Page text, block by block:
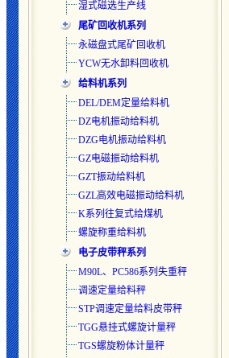
湿式磁选生产线
尾矿回收机系列
永磁盘式尾矿回收机
YCW无水卸料回收机
给料机系列
DEL/DEM定量给料机
DZ电机振动给料机
DZG电机振动给料机
GZ电磁振动给料机
GZT振动给料机
GZL高效电磁振动给料机
K系列往复式给煤机
螺旋称重给料机
电子皮带秤系列
M90L、PC586系列失重秤
调速定量给料秤
STP调速定量给料皮带秤
TGG悬挂式螺旋计量秤
TGS螺旋粉体计量秤